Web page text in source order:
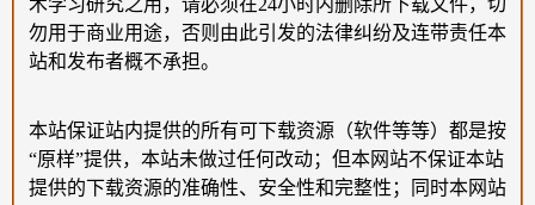
术学习研究之用，请必须在24小时内删除所下载文件，切
勿用于商业用途，否则由此引发的法律纠纷及连带责任本
站和发布者概不承担。
本站保证站内提供的所有可下载资源（软件等等）都是按
“原样”提供，本站未做过任何改动；但本网站不保证本站
提供的下载资源的准确性、安全性和完整性；同时本网站